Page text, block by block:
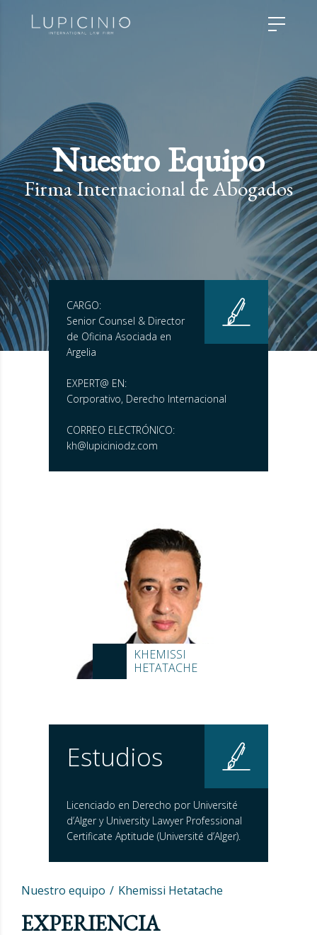
Nuestro Equipo
Firma Internacional de Abogados
CARGO:
Senior Counsel & Director
de Oficina Asociada en
Argelia
EXPERT@ EN:
Corporativo, Derecho Internacional
CORREO ELECTRÓNICO:
kh@lupiciniodz.com
KHEMISSI
HETATACHE
Estudios
Licenciado en Derecho por Université
d’Alger y University Lawyer Professional
Certificate Aptitude (Université d’Alger).
Nuestro equipo Khemissi Hetatache
EXPERIENCIA